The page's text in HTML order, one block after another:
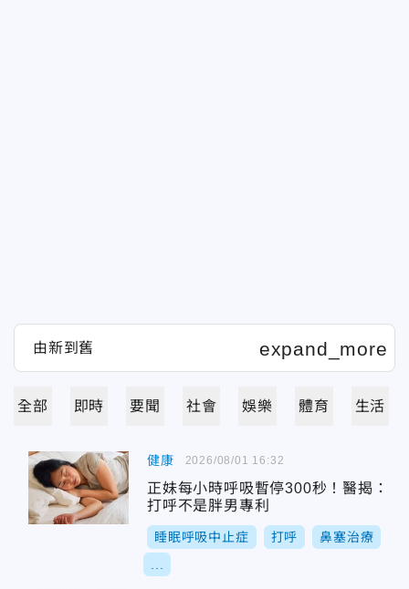
全部 即時 要聞 社會 娛樂 體育 生活
健康
正妹每小時呼吸暫停300秒！醫揭：
打呼不是胖男專利
睡眠呼吸中止症 打呼 鼻塞治療
2026/08/01 16:32